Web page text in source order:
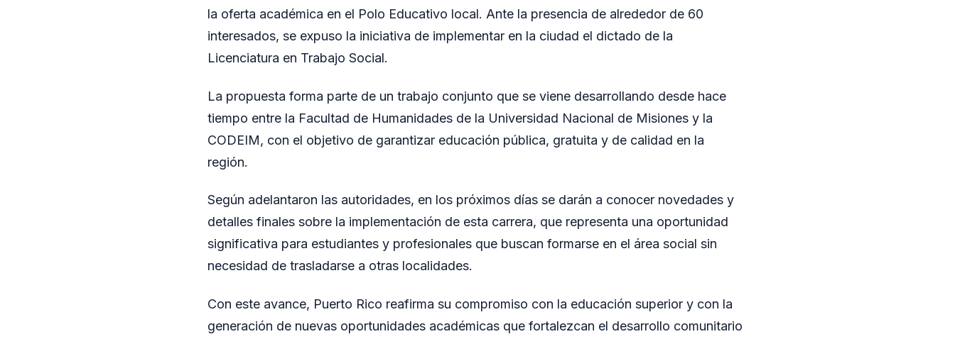
la oferta académica en el Polo Educativo local. Ante la presencia de alrededor de 60
interesados, se expuso la iniciativa de implementar en la ciudad el dictado de la
Licenciatura en Trabajo Social.
La propuesta forma parte de un trabajo conjunto que se viene desarrollando desde hace
tiempo entre la Facultad de Humanidades de la Universidad Nacional de Misiones y la
CODEIM, con el objetivo de garantizar educación pública, gratuita y de calidad en la
región.
Según adelantaron las autoridades, en los próximos días se darán a conocer novedades y
detalles finales sobre la implementación de esta carrera, que representa una oportunidad
significativa para estudiantes y profesionales que buscan formarse en el área social sin
necesidad de trasladarse a otras localidades.
Con este avance, Puerto Rico reafirma su compromiso con la educación superior y con la
generación de nuevas oportunidades académicas que fortalezcan el desarrollo comunitario